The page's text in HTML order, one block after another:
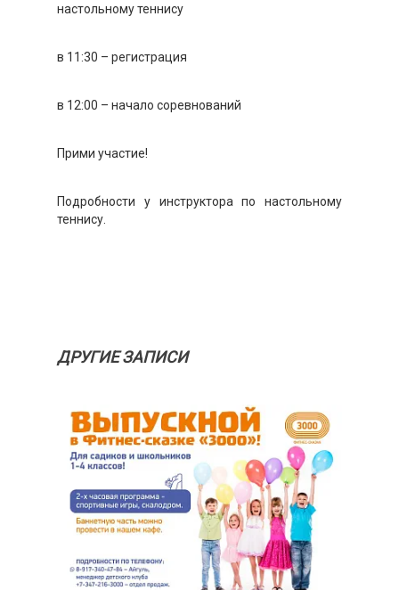
настольному теннису
в 11:30 – регистрация
в 12:00 – начало соревнований
Прими участие!
Подробности у инструктора по настольному
теннису.
ДРУГИЕ ЗАПИСИ